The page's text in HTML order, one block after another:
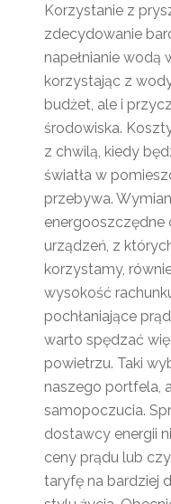
Korzystanie z
zdecydowanie
napełnianie wodą
korzystając z
budżet, ale i
środowiska.
z chwilą, kiedy
światła w
przebywa.
energooszczędne
urządzeń, z
korzystamy,
wysokość
pochłaniające
warto spędzać
powietrzu. Taki
naszego portfela,
samopoczucia.
dostawcy energii
ceny prądu lub
taryfę na bardziej